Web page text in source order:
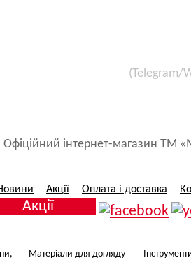
(Telegram/
Офіційний інтернет-магазин ТМ
Акції Оплата і доставка
Акції
Матеріали для догляду